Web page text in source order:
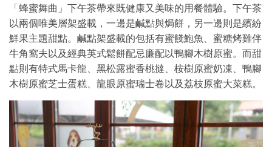
「蜂蜜舞曲」下午茶帶來既健康又美味的用餐體驗。下午茶
以兩個唯美層架盛載，一邊是鹹點與焗餅，另一邊則是繽紛
鮮果主題甜點。鹹點架盛載的包括有蜜餞鮑魚、蜜糖烤雞伴
牛角窩夫以及經典英式鬆餅配忌廉配以鴨腳木樹原蜜。而甜
點則有特式馬卡龍、黑松露蜜香桃撻、桉樹原蜜奶凍、鴨腳
木樹原蜜芝士蛋糕、龍眼原蜜瑞士卷以及荔枝原蜜大菜糕。